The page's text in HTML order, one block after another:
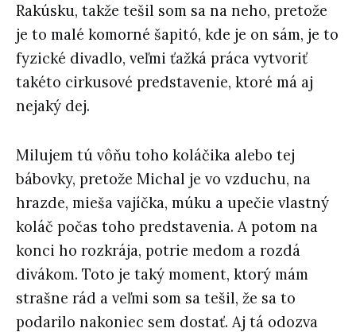
Rakúsku, takže tešil som sa na neho, pretože
je to malé komorné šapitó, kde je on sám, je to
fyzické divadlo, veľmi ťažká práca vytvoriť
takéto cirkusové predstavenie, ktoré má aj
nejaký dej.
Milujem tú vôňu toho koláčika alebo tej
bábovky, pretože Michal je vo vzduchu, na
hrazde, mieša vajíčka, múku a upečie vlastný
koláč počas toho predstavenia. A potom na
konci ho rozkrája, potrie medom a rozdá
divákom. Toto je taký moment, ktorý mám
strašne rád a veľmi som sa tešil, že sa to
podarilo nakoniec sem dostať. Aj tá odozva